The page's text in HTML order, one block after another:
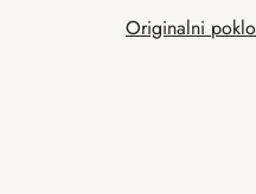
Originalni